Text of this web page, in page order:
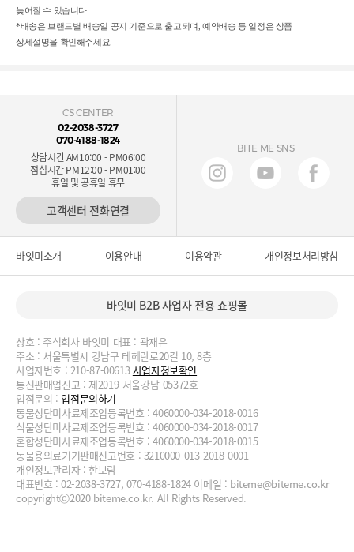
늦어질 수 있습니다.
*배송은 브랜드별 배송일 공지 기준으로 출고되며, 예약배송 등 일정은 상품
상세설명을 확인해주세요.
CS CENTER
02-2038-3727
070-4188-1824
상담시간 AM10:00 - PM06:00
점심시간 PM12:00 - PM01:00
휴일 및 공휴일 휴무
고객센터 전화연결
BITE ME SNS
바잇미소개 이용안내 이용약관 개인정보처리방침
바잇미 B2B 사업자 전용 쇼핑몰
상호 : 주식회사 바잇미 대표 : 곽재은
주소 : 서울특별시 강남구 테헤란로20길 10, 8층
사업자번호 : 210-87-00613사업자정보확인
통신판매업신고 : 제2019-서울강남-05372호
입점문의 : 입점문의하기
동물성단미사료제조업등록번호 : 4060000-034-2018-0016
식물성단미사료제조업등록번호 : 4060000-034-2018-0017
혼합성단미사료제조업등록번호 : 4060000-034-2018-0015
동물용의료기기판매신고번호 : 3210000-013-2018-0001
개인정보관리자 : 한보람
대표번호 : 02-2038-3727, 070-4188-1824 이메일 : biteme@biteme.co.kr
copyrightⓒ2020 biteme.co.kr. All Rights Reserved.